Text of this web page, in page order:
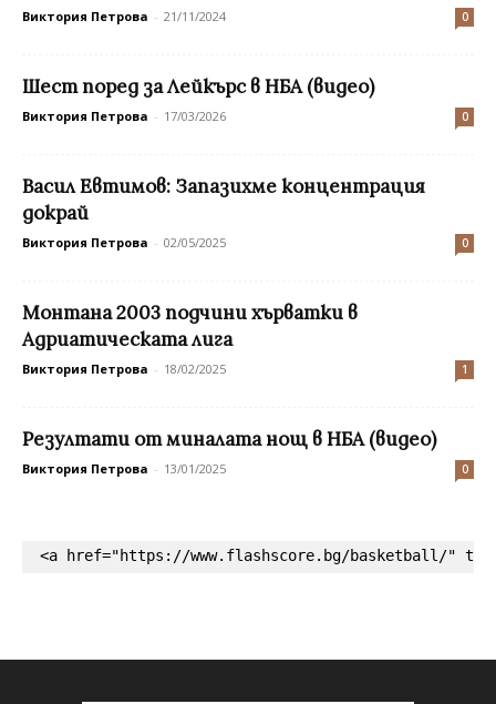
Виктория Петрова - 21/11/2024 0
Шест поред за Лейкърс в НБА (видео)
Виктория Петрова - 17/03/2026 0
Васил Евтимов: Запазихме концентрация
докрай
Виктория Петрова - 02/05/2025 0
Монтана 2003 подчини хърватки в
Адриатическата лига
Виктория Петрова - 18/02/2025 1
Резултати от миналата нощ в НБА (видео)
Виктория Петрова - 13/01/2025 0
<a href="https://www.flashscore.bg/basketball/"